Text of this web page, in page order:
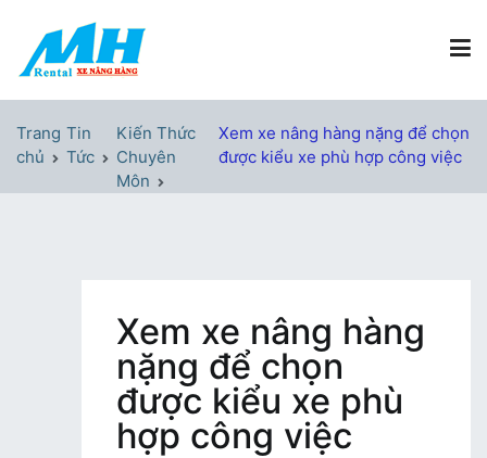
nội
Xe Nâng Hàng MH Rental
Trang
chủ
Tin
Tức
Kiến Thức
Chuyên
Môn
Xem xe nâng hàng nặng để chọn
được kiểu xe phù hợp công việc
Xem xe nâng hàng
nặng để chọn
được kiểu xe phù
hợp công việc